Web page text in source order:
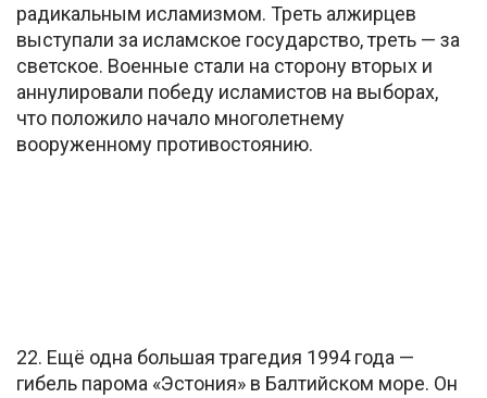
радикальным исламизмом. Треть алжирцев
выступали за исламское государство, треть — за
светское. Военные стали на сторону вторых и
аннулировали победу исламистов на выборах,
что положило начало многолетнему
вооруженному противостоянию.
22. Ещё одна большая трагедия 1994 года —
гибель парома «Эстония» в Балтийском море. Он